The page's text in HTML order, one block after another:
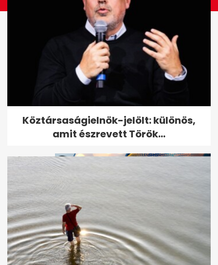
Fotókon a végső búcsú Keleti
Ágnestől
Köztársaságielnök-jelölt: különös,
amit észrevett Török...